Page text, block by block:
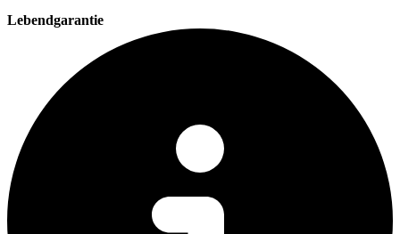
Lebendgarantie